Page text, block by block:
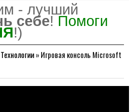
- лучший
себе! Помоги
!)
»Игровая консоль Microsoft